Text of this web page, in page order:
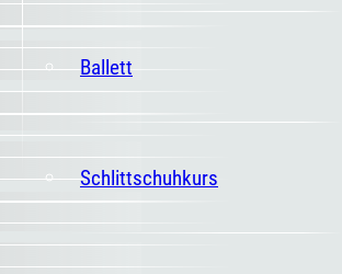
Ballett
Schlittschuhkurs